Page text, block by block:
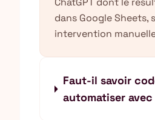
dans Google Sheets,
intervention
Faut-il savoir
automatiser avec